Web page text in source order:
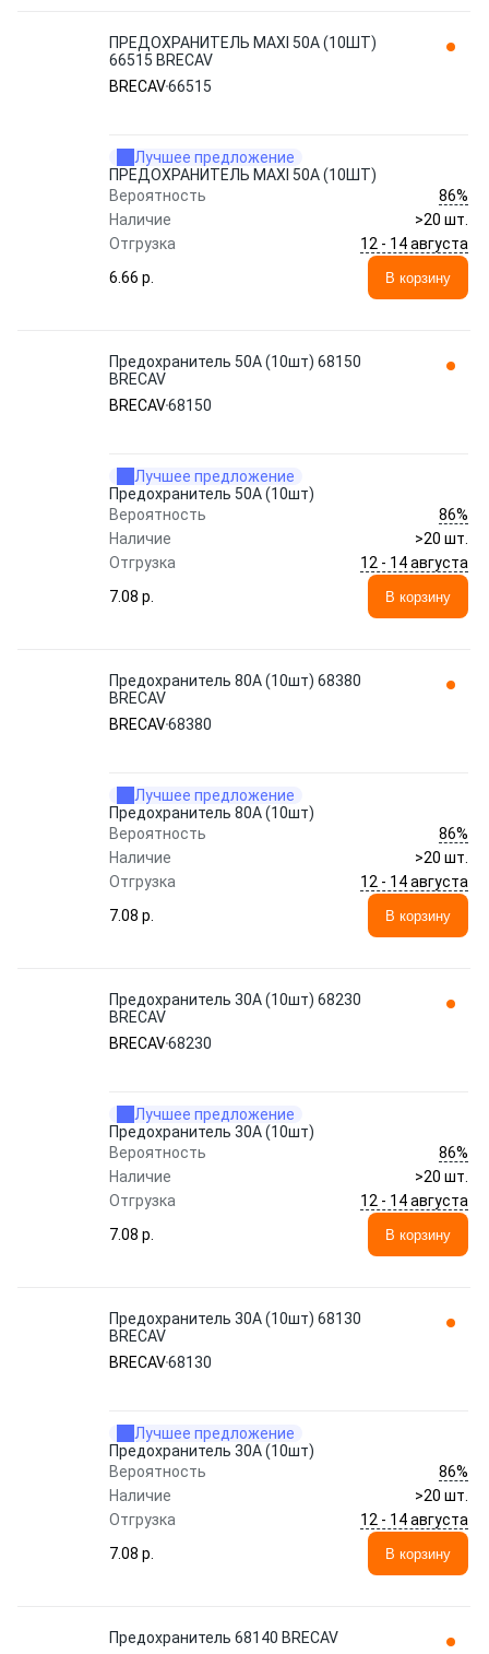
ПРЕДОХРАНИТЕЛЬ MAXI 50A (10ШТ)
66515 BRECAV
BRECAV66515
Лучшее предложение
ПРЕДОХРАНИТЕЛЬ MAXI 50A (10ШТ)
Вероятность
86%
Наличие
>20 шт.
Отгрузка
12 - 14 августа
6.66 p.
В корзину
Предохранитель 50A (10шт) 68150
BRECAV
BRECAV68150
Лучшее предложение
Предохранитель 50A (10шт)
Вероятность
86%
Наличие
>20 шт.
Отгрузка
12 - 14 августа
7.08 p.
В корзину
Предохранитель 80A (10шт) 68380
BRECAV
BRECAV68380
Лучшее предложение
Предохранитель 80A (10шт)
Вероятность
86%
Наличие
>20 шт.
Отгрузка
12 - 14 августа
7.08 p.
В корзину
Предохранитель 30A (10шт) 68230
BRECAV
BRECAV68230
Лучшее предложение
Предохранитель 30A (10шт)
Вероятность
86%
Наличие
>20 шт.
Отгрузка
12 - 14 августа
7.08 p.
В корзину
Предохранитель 30A (10шт) 68130
BRECAV
BRECAV68130
Лучшее предложение
Предохранитель 30A (10шт)
Вероятность
86%
Наличие
>20 шт.
Отгрузка
12 - 14 августа
7.08 p.
В корзину
Предохранитель 68140 BRECAV